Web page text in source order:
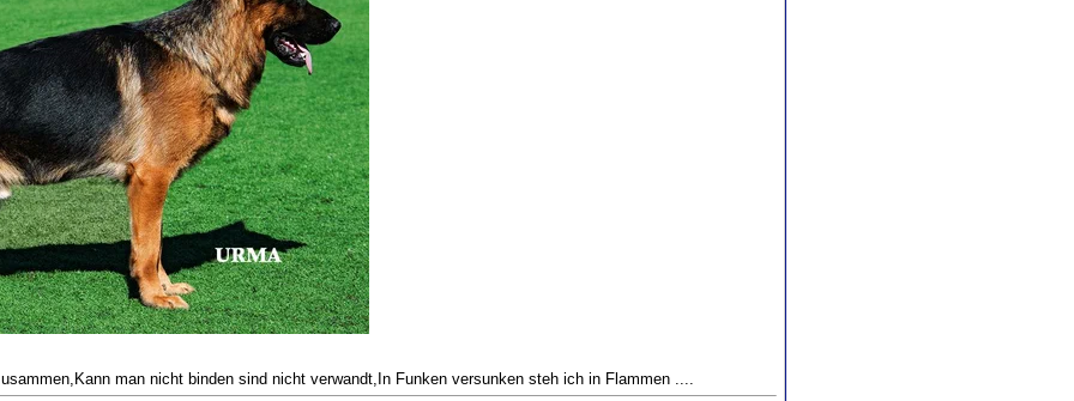
man nicht binden sind nicht verwandt,In Funken versunken steh ich in Flammen ....